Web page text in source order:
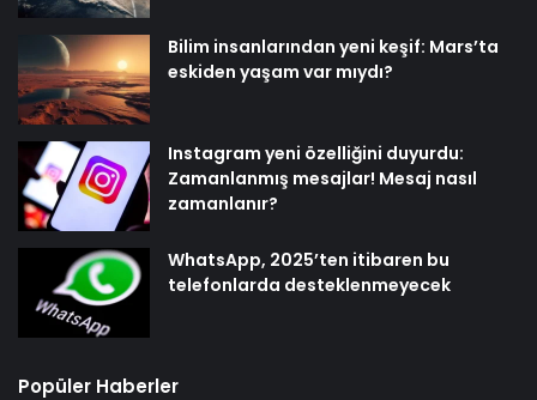
Bilim insanlarından yeni keşif: Mars’ta
eskiden yaşam var mıydı?
Instagram yeni özelliğini duyurdu:
Zamanlanmış mesajlar! Mesaj nasıl
zamanlanır?
WhatsApp, 2025’ten itibaren bu
telefonlarda desteklenmeyecek
Popüler Haberler